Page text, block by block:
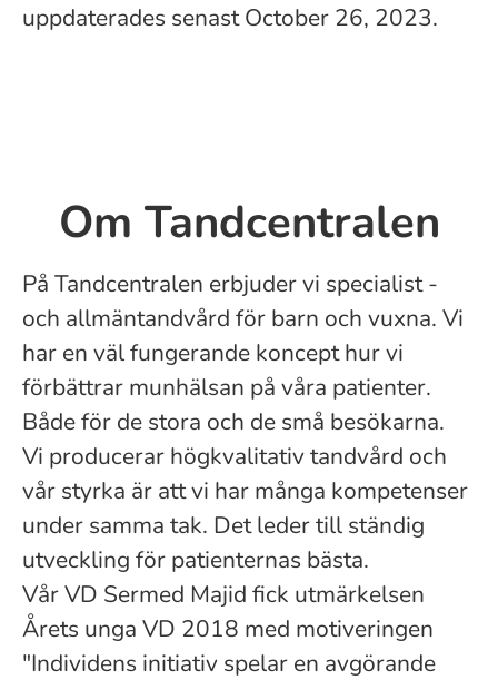
uppdaterades senast October 26, 2023.
Om Tandcentralen
På Tandcentralen erbjuder vi specialist -
och allmäntandvård för barn och vuxna. Vi
har en väl fungerande koncept hur vi
förbättrar munhälsan på våra patienter.
Både för de stora och de små besökarna.
Vi producerar högkvalitativ tandvård och
vår styrka är att vi har många kompetenser
under samma tak. Det leder till ständig
utveckling för patienternas bästa.
Vår VD Sermed Majid fick utmärkelsen
Årets unga VD 2018 med motiveringen
"Individens initiativ spelar en avgörande